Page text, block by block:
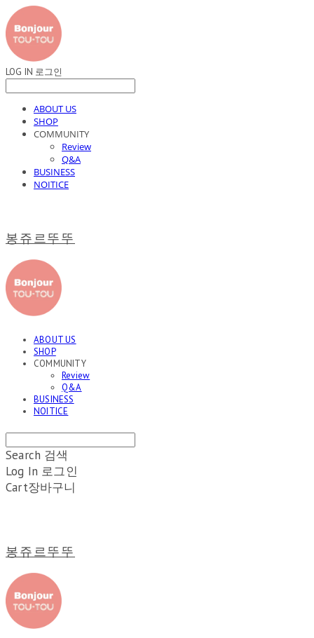
LOG IN 로그인
ABOUT US
SHOP
COMMUNITY
Review
Q&A
BUSINESS
NOITICE
봉쥬르뚜뚜
ABOUT US
SHOP
COMMUNITY
Review
Q&A
BUSINESS
NOITICE
Search 검색
Log In 로그인
Cart장바구니
봉쥬르뚜뚜